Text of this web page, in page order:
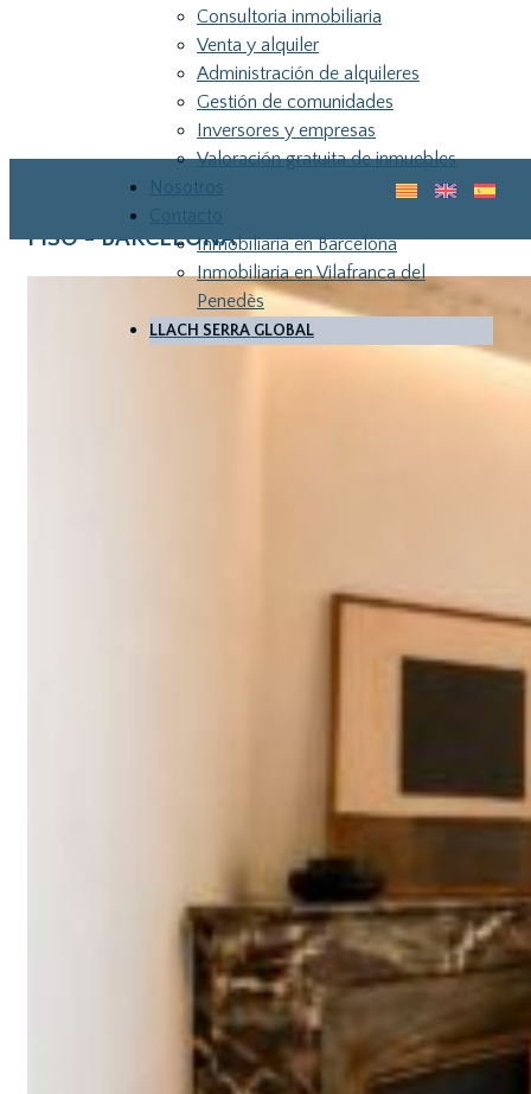
Guia para tu primera vivienda
Consultoria inmobiliaria
Venta y alquiler
Administración de alquileres
Gestión de comunidades
Inversores y empresas
Valoración gratuita de inmuebles
Nosotros
Contacto
Inmobiliaria en Barcelona
Inmobiliaria en Vilafranca del
Penedès
LLACH SERRA GLOBAL
PISO - BARCELONA